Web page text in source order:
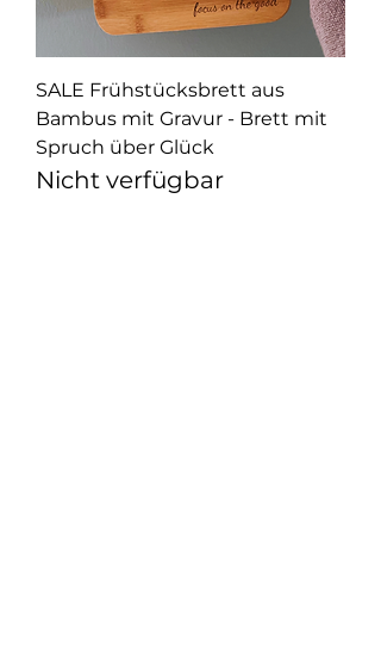
SALE Frühstücksbrett aus
Bambus mit Gravur - Brett mit
Spruch über Glück
Nicht verfügbar